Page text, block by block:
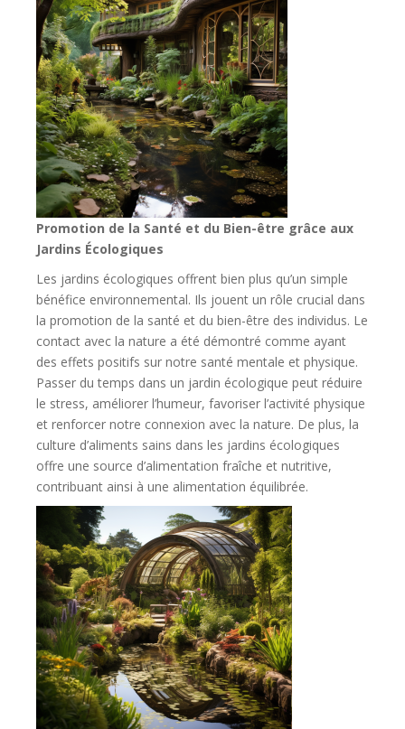
Promotion de la Santé et du Bien-être grâce aux
Jardins Écologiques
Les jardins écologiques offrent bien plus qu’un simple
bénéfice environnemental. Ils jouent un rôle crucial dans
la promotion de la santé et du bien-être des individus. Le
contact avec la nature a été démontré comme ayant
des effets positifs sur notre santé mentale et physique.
Passer du temps dans un jardin écologique peut réduire
le stress, améliorer l’humeur, favoriser l’activité physique
et renforcer notre connexion avec la nature. De plus, la
culture d’aliments sains dans les jardins écologiques
offre une source d’alimentation fraîche et nutritive,
contribuant ainsi à une alimentation équilibrée.